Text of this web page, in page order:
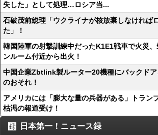
失した」として処理…ロシア当...
石破茂前総理「ウクライナが核放棄しなければ
た」！
韓国陸軍の射撃訓練中だったK1E1戦車で火災
ンルーム付近から出火！
中国企業Zbtlink製ルーター20機種にバックド
のおそれ！
アメリカには「膨大な量の兵器がある」トラ
枯渇の報道受け！
日本第一！ニュース録